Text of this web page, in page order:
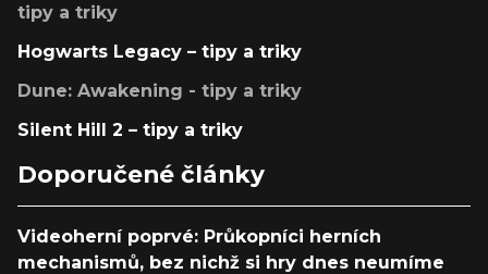
tipy a triky
Hogwarts Legacy – tipy a triky
Dune: Awakening - tipy a triky
Silent Hill 2 – tipy a triky
Doporučené články
Videoherní poprvé: Průkopníci herních
mechanismů, bez nichž si hry dnes neumíme